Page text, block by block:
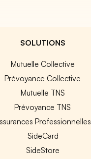
SOLUTIONS
Mutuelle Collective
Prévoyance Collective
Mutuelle TNS
Prévoyance TNS
Professionnelles
SideCard
SideStore